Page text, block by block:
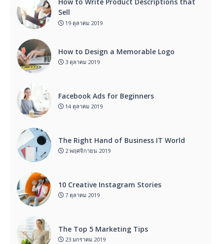
Sell
19 ตุลาคม 2019
How to Design a Memorable Logo
3 ตุลาคม 2019
Facebook Ads for Beginners
14 ตุลาคม 2019
The Right Hand of Business IT World
2 พฤศจิกายน 2019
10 Creative Instagram Stories
7 ตุลาคม 2019
The Top 5 Marketing Tips
23 มกราคม 2019